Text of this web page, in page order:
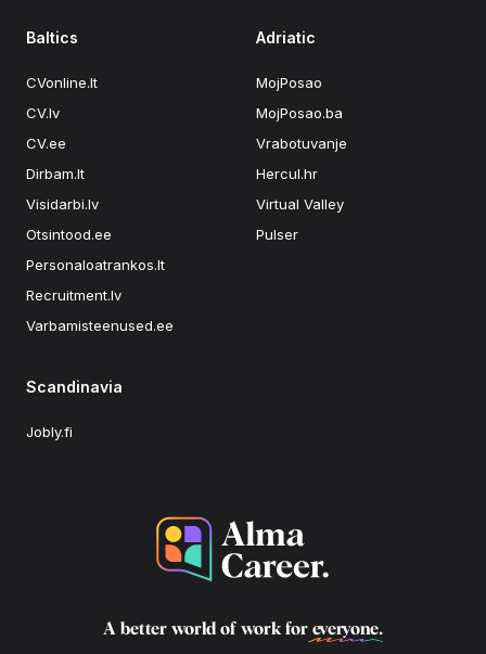
Baltics
CVonline.lt
CV.lv
CV.ee
Dirbam.lt
Visidarbi.lv
Otsintood.ee
Personaloatrankos.lt
Recruitment.lv
Varbamisteenused.ee
Adriatic
MojPosao
MojPosao.ba
Vrabotuvanje
Hercul.hr
Virtual Valley
Pulser
Scandinavia
Jobly.fi
A better world of work for everyone.